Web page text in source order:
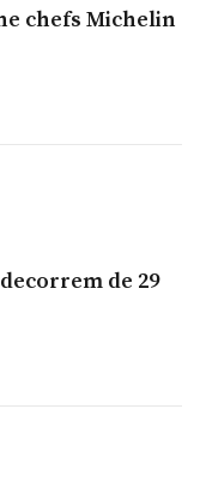
chefs Michelin
de 29